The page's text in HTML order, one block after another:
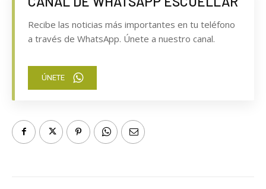
Recibe las noticias más importantes en tu teléfono
a través de WhatsApp. Únete a nuestro canal.
ÚNETE